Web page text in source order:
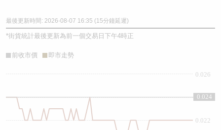
最後更新時間: 2026-08-07 16:35 (15分鐘延遲)
*街貨統計最後更新為前一個交易日下午4時正
前收市價 即市走勢
0.022
0.024
0.026
0.024